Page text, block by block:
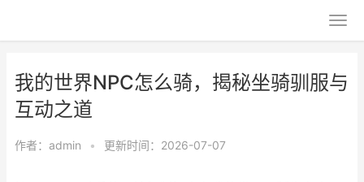
我的世界NPC怎么骑，揭秘坐骑驯服与
互动之道
作者： admin • 更新时间：2026-07-07